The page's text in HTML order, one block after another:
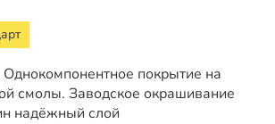
покрытие на
смолы. Заводское окрашивание
надёжный слой